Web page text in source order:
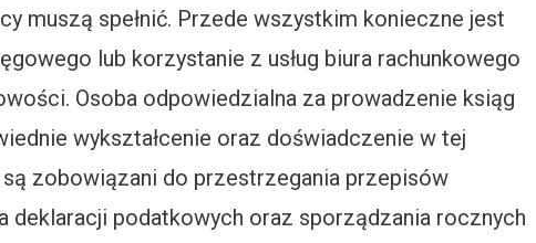
muszą spełnić. Przede wszystkim konieczne jest
lub korzystanie z usług biura rachunkowego
Osoba odpowiedzialna za prowadzenie ksiąg
wykształcenie oraz doświadczenie w tej
zobowiązani do przestrzegania przepisów
deklaracji podatkowych oraz sporządzania rocznych